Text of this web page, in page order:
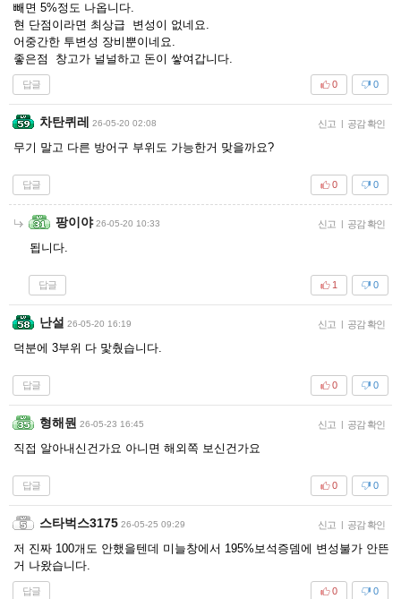
빼면 5%정도 나옵니다.
현 단점이라면 최상급 변성이 없네요.
어중간한 투변성 장비뿐이네요.
좋은점 창고가 널널하고 돈이 쌓여갑니다.
답글 0
0
차탄퀴레 26-05-20 02:08 신고 | 공감 확인
무기 말고 다른 방어구 부위도 가능한거 맞을까요?
답글 0
0
팡이야 26-05-20 10:33 신고 | 공감 확인
됩니다.
답글 0
1
난설 26-05-20 16:19 신고 | 공감 확인
덕분에 3부위 다 맟췄습니다.
답글 0
0
형해뭔 26-05-23 16:45 신고 | 공감 확인
직접 알아내신건가요 아니면 해외쪽 보신건가요
답글 0
0
스타벅스3175 26-05-25 09:29 신고 | 공감 확인
저 진짜 100개도 안했을텐데 미늘창에서 195%보석증뎀에 변성불가 안뜬
거 나왔습니다.
답글 0
0